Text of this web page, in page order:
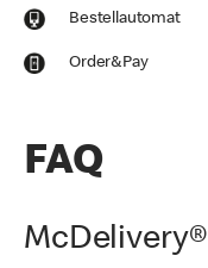
Bestellautomat
Order&Pay
FAQ
McDelivery®